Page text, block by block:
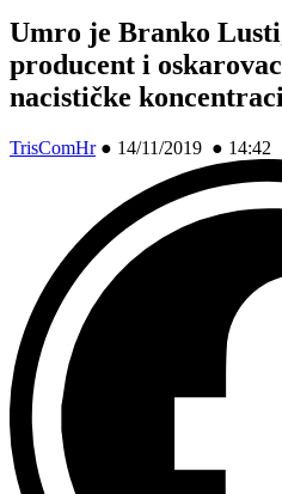
Umro je Branko
producent i
nacističke
TrisComHr● 14/11/2019 ● 14:42